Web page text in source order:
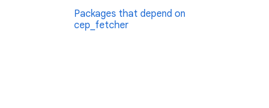
Packages that depend on
cep_fetcher